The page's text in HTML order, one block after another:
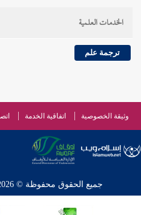
الخدمات العلمية
ترجمة علم
وثيقة الخصوصية اتفاقية الخدمة
جميع الحقوق محفوظة © 2026 - 1998 لشبكة إسلام ويب